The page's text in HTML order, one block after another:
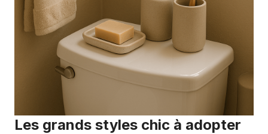
Les grands styles chic à adopter